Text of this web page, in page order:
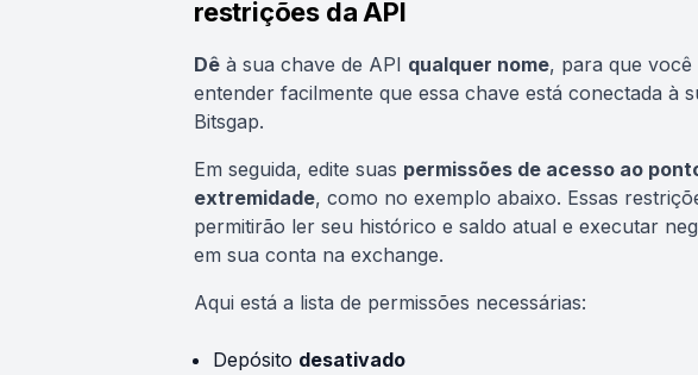
restrições da API
Dê à sua chave de API qualquer nome, para que você
entender facilmente que essa chave está conectada à
Bitsgap.
Em seguida, edite suas permissões de acesso ao
extremidade, como no exemplo abaixo. Essas
permitirão ler seu histórico e saldo atual e executar
em sua conta na exchange.
Aqui está a lista de permissões necessárias:
Depósito desativado